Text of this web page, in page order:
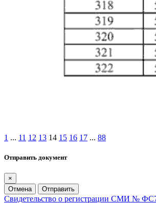
1 ... 11 12 13 14 15 16 17 ... 88
Отправить документ
×
Отмена
Отправить
Свидетельство о регистрации СМИ №